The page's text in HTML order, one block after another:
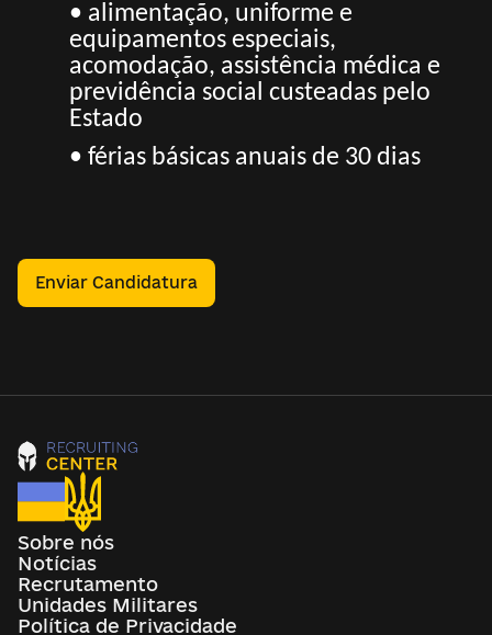
• alimentação, uniforme e
equipamentos especiais,
acomodação, assistência médica e
previdência social custeadas pelo
Estado
• férias básicas anuais de 30 dias
Enviar Candidatura
Sobre nós
Notícias
Recrutamento
Unidades Militares
Política de Privacidade